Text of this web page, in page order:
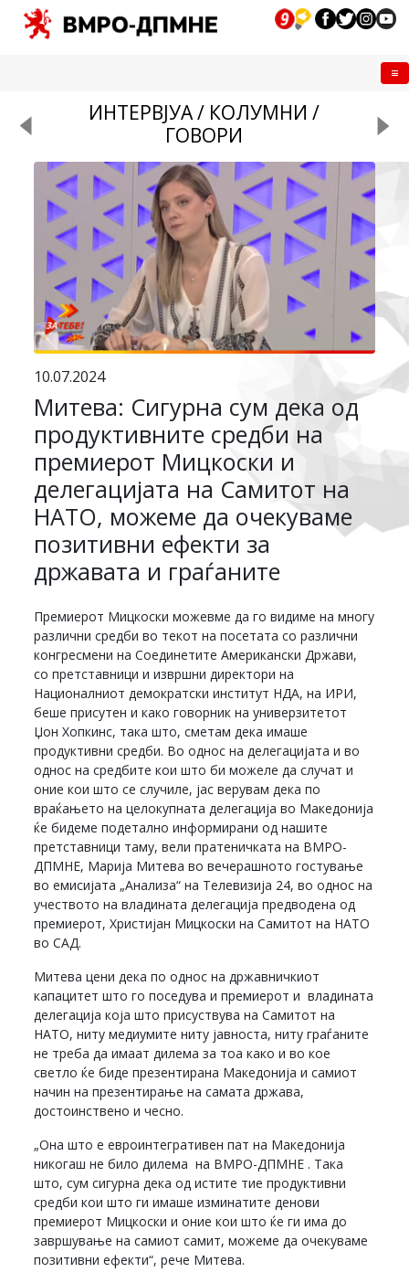
ИНТЕРВЈУА / КОЛУМНИ /
ГОВОРИ
10.07.2024
Митева: Сигурна сум дека од
продуктивните средби на
премиерот Мицкоски и
делегацијата на Самитот на
НАТО, можеме да очекуваме
позитивни ефекти за
државата и граѓаните
Премиерот Мицкоски можевме да го видиме на многу
различни средби во текот на посетата со различни
конгресмени на Соединетите Американски Држави,
со претставници и извршни директори на
Националниот демократски институт НДА, на ИРИ,
беше присутен и како говорник на универзитетот
Џон Хопкинс, така што, сметам дека имаше
продуктивни средби. Во однос на делегацијата и во
однос на средбите кои што би можеле да случат и
оние кои што се случиле, јас верувам дека по
враќањето на целокупната делегација во Македонија
ќе бидеме подетално информирани од нашите
претставници таму, вели пратеничката на ВМРО-
ДПМНЕ, Марија Митева во вечерашното гостување
во емисијата „Анализа“ на Телевизија 24, во однос на
учеството на владината делегација предводена од
премиерот, Христијан Мицкоски на Самитот на НАТО
во САД.
Митева цени дека по однос на државничкиот
капацитет што го поседува и премиерот и владината
делегација која што присуствува на Самитот на
НАТО, ниту медиумите ниту јавноста, ниту граѓаните
не треба да имаат дилема за тоа како и во кое
светло ќе биде презентирана Македонија и самиот
начин на презентирање на самата држава,
достоинствено и чесно.
„Она што е евроинтегративен пат на Македонија
никогаш не било дилема на ВМРО-ДПМНЕ . Така
што, сум сигурна дека од истите тие продуктивни
средби кои што ги имаше изминатите денови
премиерот Мицкоски и оние кои што ќе ги има до
завршување на самиот самит, можеме да очекуваме
позитивни ефекти“, рече Митева.